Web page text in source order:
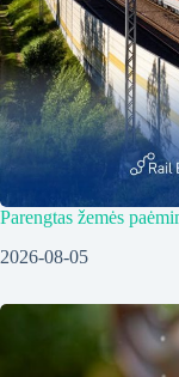
Parengtas žemės
2026-08-05